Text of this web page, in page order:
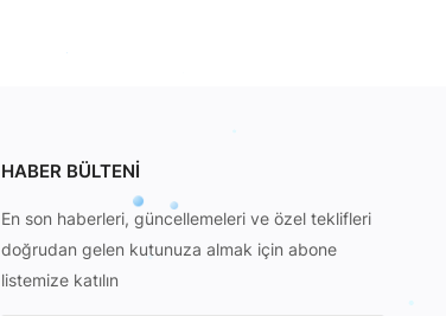
HABER BÜLTENI
En son haberleri, güncellemeleri ve özel teklifleri
doğrudan gelen kutunuza almak için abone
listemize katılın